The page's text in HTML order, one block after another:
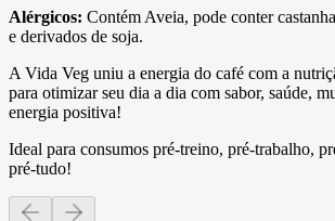
Alérgicos: Contém Aveia, pode conter
e derivados de soja.
A Vida Veg uniu a energia do café com a
para otimizar seu dia a dia com sabor, saúde,
energia positiva!
Ideal para consumos pré-treino, pré-trabalho,
pré-tudo!